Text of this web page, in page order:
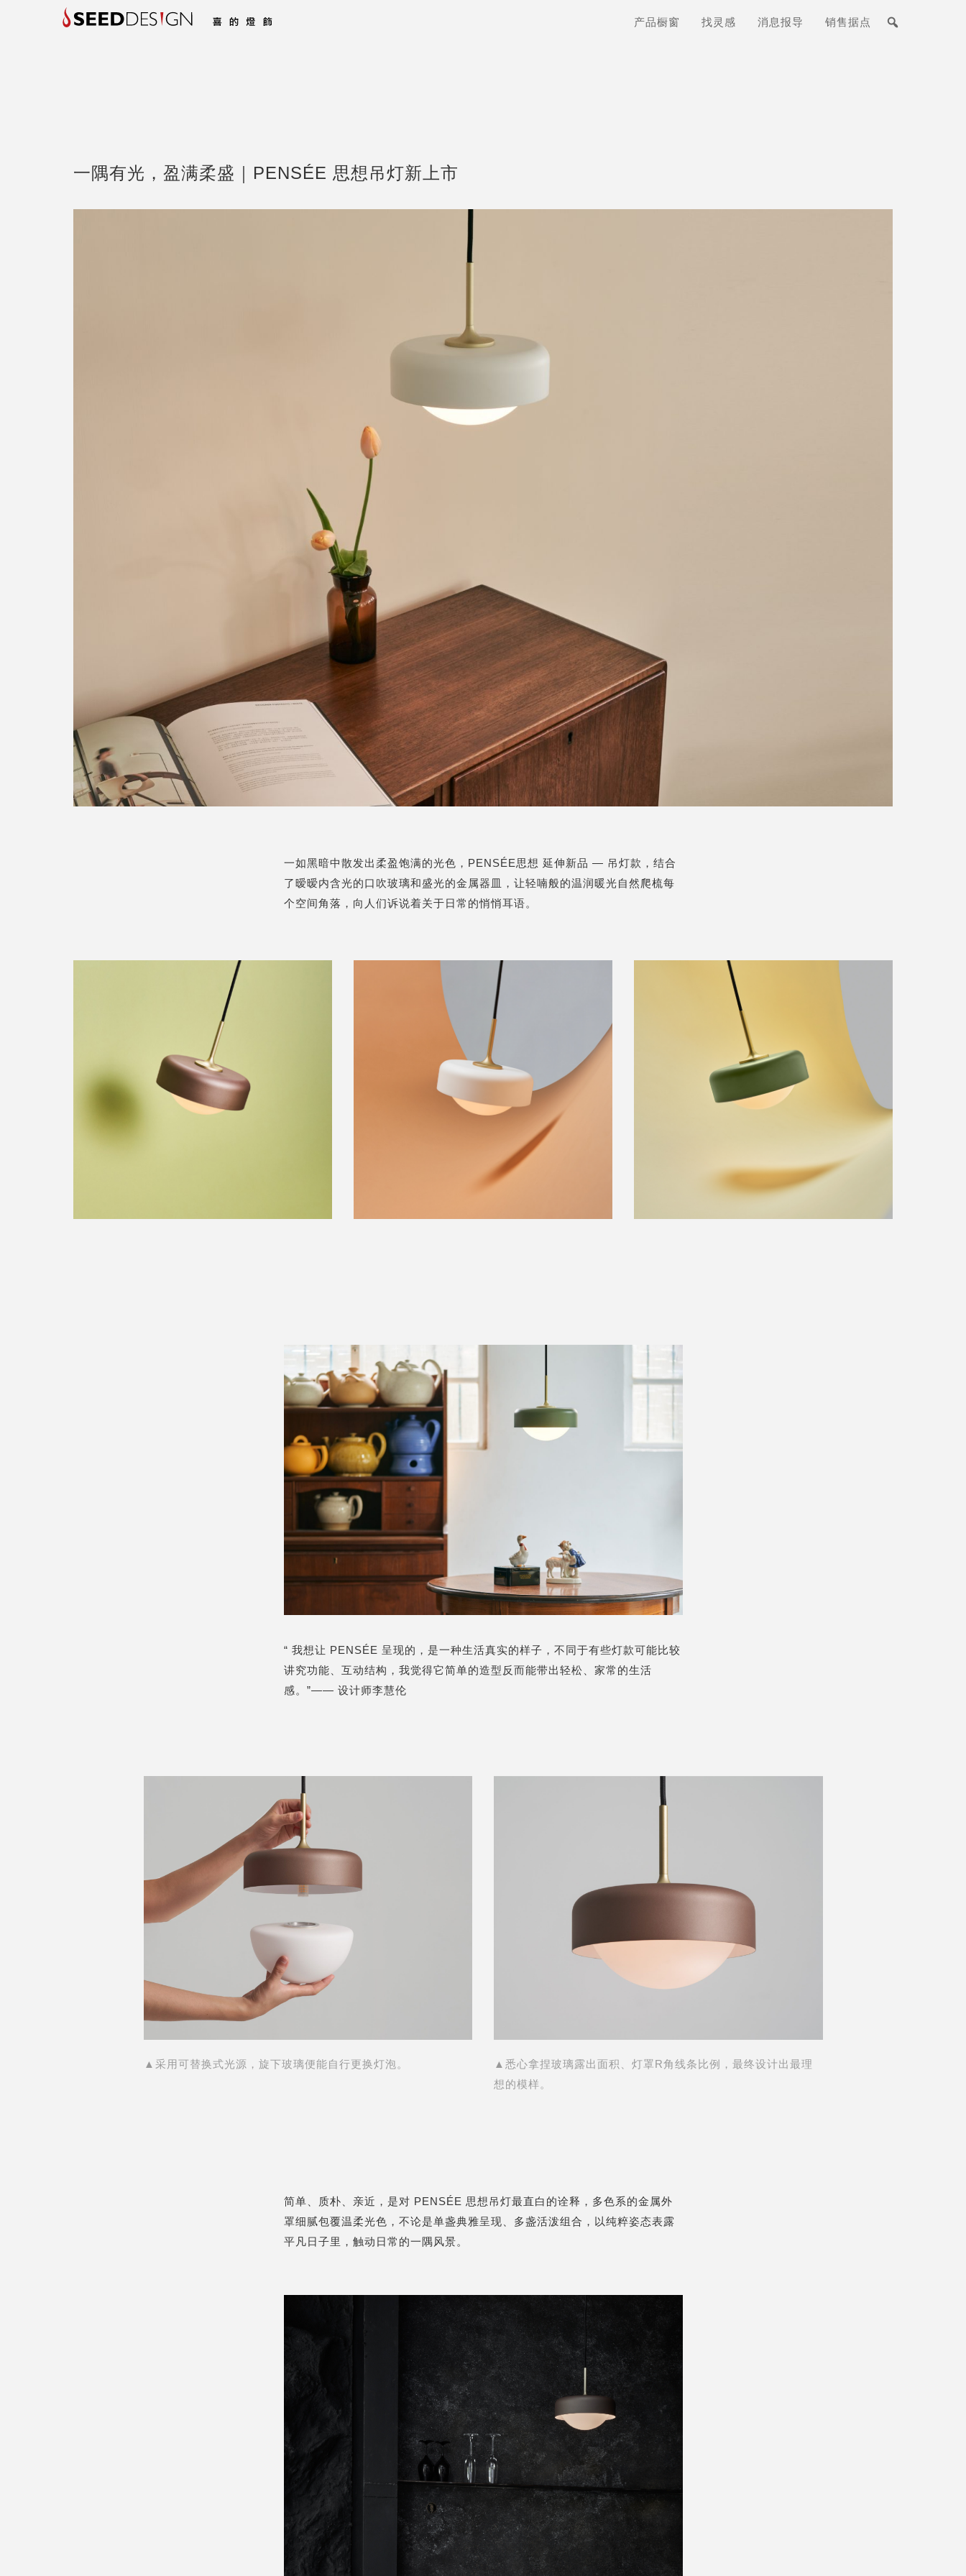
产品橱窗 找灵感 消息报导 销售据点
一隅有光，盈满柔盛｜PENSÉE 思想吊灯新上市
一如黑暗中散发出柔盈饱满的光色，PENSÉE思想 延伸新品 — 吊灯款，结合
了暧暧内含光的口吹玻璃和盛光的金属器皿，让轻喃般的温润暖光自然爬梳每
个空间角落，向人们诉说着关于日常的悄悄耳语。
“ 我想让 PENSÉE 呈现的，是一种生活真实的样子，不同于有些灯款可能比较
讲究功能、互动结构，我觉得它简单的造型反而能带出轻松、家常的生活
感。 ”—— 设计师李慧伦
▲采用可替换式光源，旋下玻璃便能自行更换灯泡。
▲悉心拿捏玻璃露出面积、灯罩R角线条比例，最终设计出最理
想的模样。
简单、质朴、亲近，是对 PENSÉE 思想吊灯最直白的诠释，多色系的金属外
罩细腻包覆温柔光色，不论是单盏典雅呈现、多盏活泼组合，以纯粹姿态表露
平凡日子里，触动日常的一隅风景。